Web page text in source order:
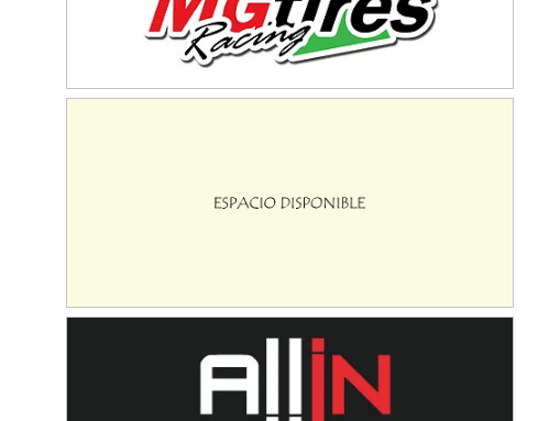
TUCUMANO - F5
Juan Navarro (Asfalto)